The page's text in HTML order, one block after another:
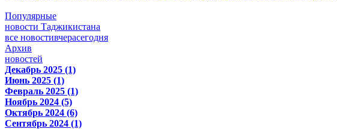
Популярные
новости Таджикистана
все новостивчерасегодня
Архив
новостей
Декабрь 2025 (1)
Июнь 2025 (1)
Февраль 2025 (1)
Ноябрь 2024 (5)
Октябрь 2024 (6)
Сентябрь 2024 (1)